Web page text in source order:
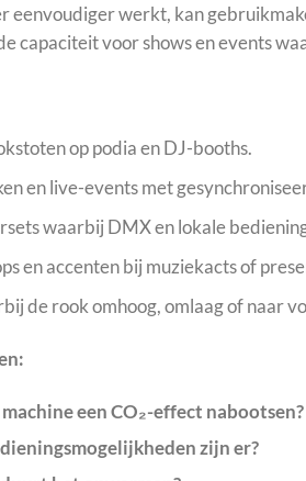
eenvoudiger werkt, kan
capaciteit voor shows en events
op podia en DJ-booths.
en live-events met
waarbij DMX en lokale
en accenten bij muziekacts of
de rook omhoog, omlaag of naar
een CO₂-effect nabootsen?
zijn er?